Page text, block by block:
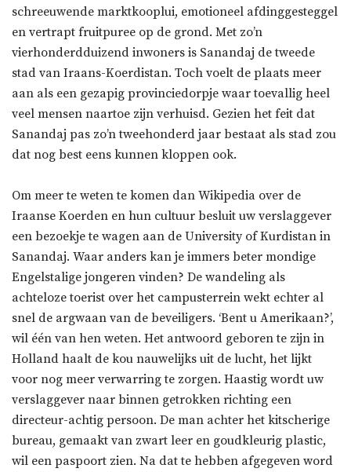
schreeuwende marktkooplui, emotioneel afdinggesteggel
en vertrapt fruitpuree op de grond. Met zo’n
vierhonderdduizend inwoners is Sanandaj de tweede
stad van Iraans-Koerdistan. Toch voelt de plaats meer
aan als een gezapig provinciedorpje waar toevallig heel
veel mensen naartoe zijn verhuisd. Gezien het feit dat
Sanandaj pas zo’n tweehonderd jaar bestaat als stad zou
dat nog best eens kunnen kloppen ook.
Om meer te weten te komen dan Wikipedia over de
Iraanse Koerden en hun cultuur besluit uw verslaggever
een bezoekje te wagen aan de University of Kurdistan in
Sanandaj. Waar anders kan je immers beter mondige
Engelstalige jongeren vinden? De wandeling als
achteloze toerist over het campusterrein wekt echter al
snel de argwaan van de beveiligers. ‘Bent u Amerikaan?’,
wil één van hen weten. Het antwoord geboren te zijn in
Holland haalt de kou nauwelijks uit de lucht, het lijkt
voor nog meer verwarring te zorgen. Haastig wordt uw
verslaggever naar binnen getrokken richting een
directeur-achtig persoon. De man achter het kitscherige
bureau, gemaakt van zwart leer en goudkleurig plastic,
wil een paspoort zien. Na dat te hebben afgegeven word